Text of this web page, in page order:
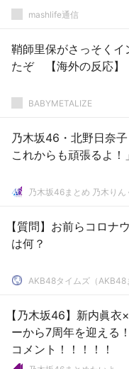
mashlife通信
鞘師里保がさっそくイ
たぞ 【海外の反応】
BABYMETALIZE
乃木坂46・北野日奈
これからも頑張るよ！」
乃木坂46まとめ 乃木りん
【質問】お前らコロナ
は何？
AKB48タイムズ（AKB48
【乃木坂46】新内眞
ーから7周年を迎える
コメント！！！！！